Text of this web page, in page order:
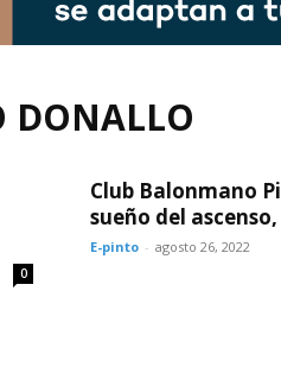
DONALLO
0
Club Balonmano
sueño del
E-pinto - agosto 26, 2022